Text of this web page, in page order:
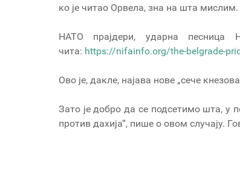
ко је читао Орвела, зна на шта мислим.
НАТО прајдери, ударна
чита: https://nifainfo.org/the-belgrade-
Ово је, дакле, најава нове „сече
Зато је добро да се подсетимо шта, у
против дахија“, пише о овом случају.